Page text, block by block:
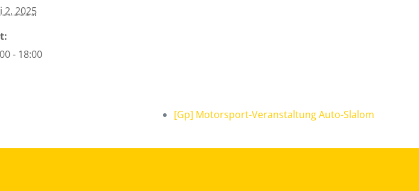
2, 2025
- 18:00
[Gp] Motorsport-Veranstaltung Auto-Slalom